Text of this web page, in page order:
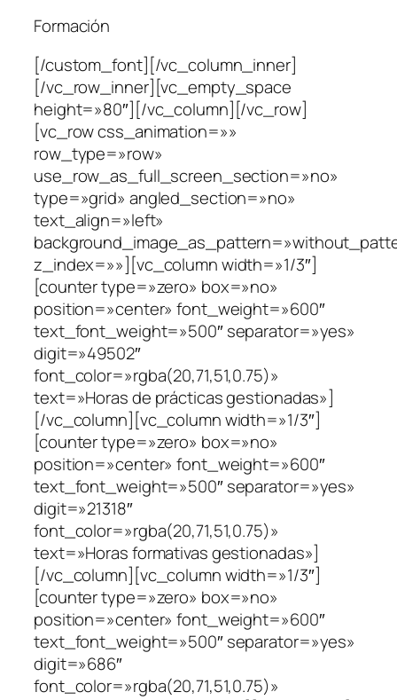
Formación
[/custom_font][/vc_column_inner]
[/vc_row_inner][vc_empty_space
height=»80″][/vc_column][/vc_row]
[vc_row css_animation=»»
row_type=»row»
use_row_as_full_screen_section=»no»
type=»grid» angled_section=»no»
text_align=»left»
z_index=»»][vc_column width=»1/3″]
[counter type=»zero» box=»no»
position=»center» font_weight=»600″
text_font_weight=»500″ separator=»yes»
digit=»49502″
font_color=»rgba(20,71,51,0.75)»
text=»Horas de prácticas gestionadas»]
[/vc_column][vc_column width=»1/3″]
[counter type=»zero» box=»no»
position=»center» font_weight=»600″
text_font_weight=»500″ separator=»yes»
digit=»21318″
font_color=»rgba(20,71,51,0.75)»
text=»Horas formativas gestionadas»]
[/vc_column][vc_column width=»1/3″]
[counter type=»zero» box=»no»
position=»center» font_weight=»600″
text_font_weight=»500″ separator=»yes»
digit=»686″
font_color=»rgba(20,71,51,0.75)»